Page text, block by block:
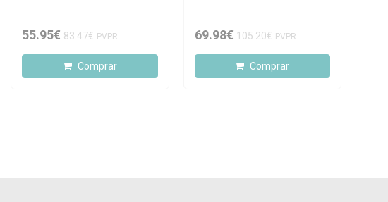
55.95€ 83.47€ PVPR
Comprar
69.98€ 105.20€ PVPR
Comprar